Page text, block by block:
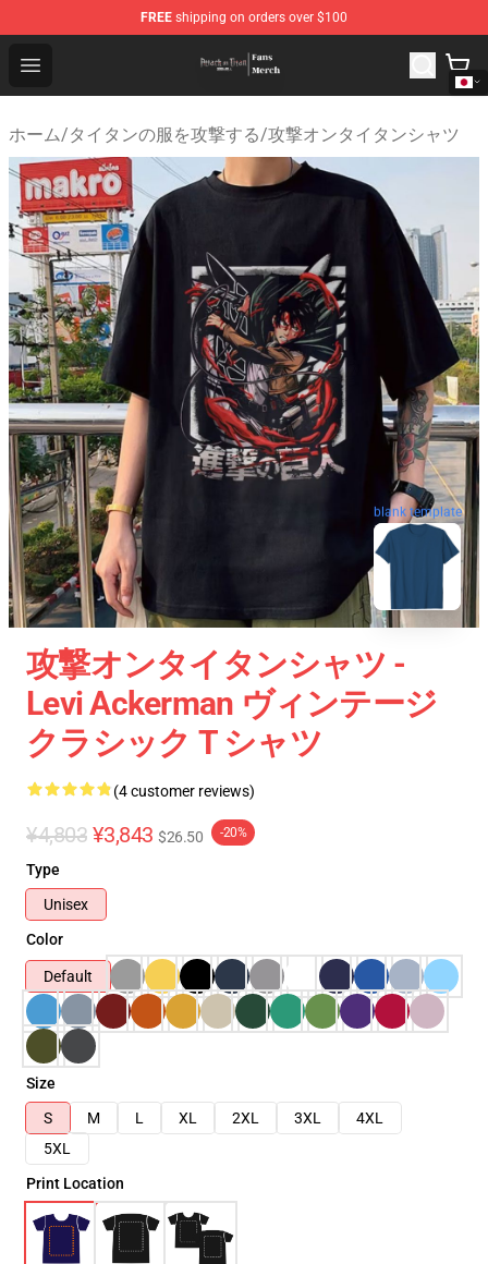
FREE shipping on orders over $100
Open menu
Attack On Titan Store - Official Attack On Titan
ホーム/タイタンの服を攻撃する/攻撃オンタイタンシャツ
blank template
攻撃オンタイタンシャツ -
Levi Ackerman ヴィンテージ
クラシック T シャツ
(4 customer reviews)
¥4,803 ¥3,843 $26.50 -20%
Type
Unisex
Color
Default
Size
S
M L XL 2XL 3XL
4XL
5XL
Print Location